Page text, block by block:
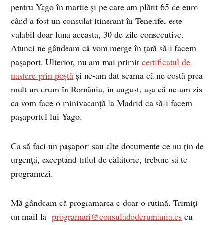
pentru Yago în martie și pe care am plătit 65 de euro
când a fost un consulat itinerant în Tenerife, este
valabil doar luna aceasta, 30 de zile consecutive.
Atunci ne gândeam că vom merge în țară să-i facem
pașaport. Ulterior, nu am mai primitcertificatul de
naștere prin poștă și ne-am dat seama că ne costă prea
mult un drum în România, în august, așa că ne-am zis
ca vom face o minivacanță la Madrid ca să-i facem
pașaportul lui Yago.
Ca să faci un pașaport sau alte documente ce nu țin de
urgență, exceptând titlul de călătorie, trebuie să te
programezi.
Mă gândeam că programarea e doar o rutină. Trimiți
un mail laprogramari@consuladoderumania.es cu